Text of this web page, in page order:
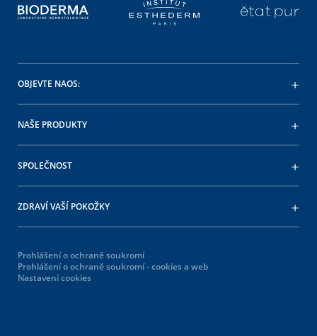
OBJEVTE NAOS:
NAŠE PRODUKTY
SPOLEČNOST
ZDRAVÍ VAŠÍ POKOŽKY
Prohlášení o ochraně soukromí
Prohlášení o ochraně soukromí - cookies a web
Nastavení cookies